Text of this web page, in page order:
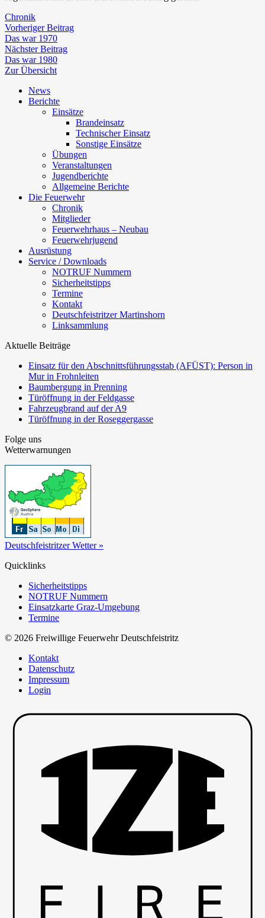
Chronik
Beitragsnavigation
Vorheriger BeitragVorheriger
Das war 1970
Nächster BeitragNächster
Das war 1980
Zur Übersicht
News
Berichte
Einsätze
Brandeinsatz
Technischer Einsatz
Sonstige Einsätze
Übungen
Veranstaltungen
Jugendberichte
Allgemeine Berichte
Die Feuerwehr
Chronik
Mitglieder
Feuerwehrhaus – Neubau
Feuerwehrjugend
Ausrüstung
Service / Downloads
NOTRUF Nummern
Sicherheitstipps
Termine
Kontakt
Deutschfeistritzer Martinshorn
Linksammlung
Aktuelle Beiträge
Einsatz für den Abschnittsführungsstab (AFÜST): Person in
Mur in Frohnleiten
Baumbergung in Prenning
Türöffnung in der Feldgasse
Fahrzeugbrand auf der A9
Türöffnung in der Roseggergasse
Folge uns
Wetterwarnungen
Deutschfeistritzer Wetter »
Quicklinks
Sicherheitstipps
NOTRUF Nummern
Einsatzkarte Graz-Umgebung
Termine
© 2026 Freiwillige Feuerwehr Deutschfeistritz
Kontakt
Datenschutz
Impressum
Login